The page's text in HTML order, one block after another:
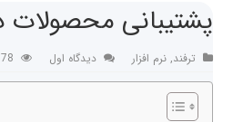
پشتیبانی محصولات
ترفند,نرم افزار دیدگاه اول